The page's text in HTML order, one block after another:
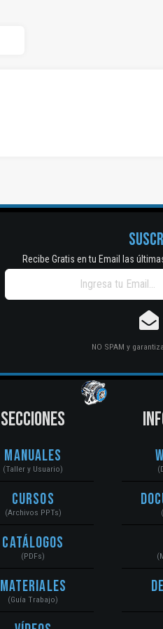
Recibe Gratis en tu Email las
NO SPAM y
SECCIONES
Manuales
(Taller y Usuario)
Cursos
(Archivos PPTs)
Catálogos
(PDFs)
Materiales
(Guía Trabajo)